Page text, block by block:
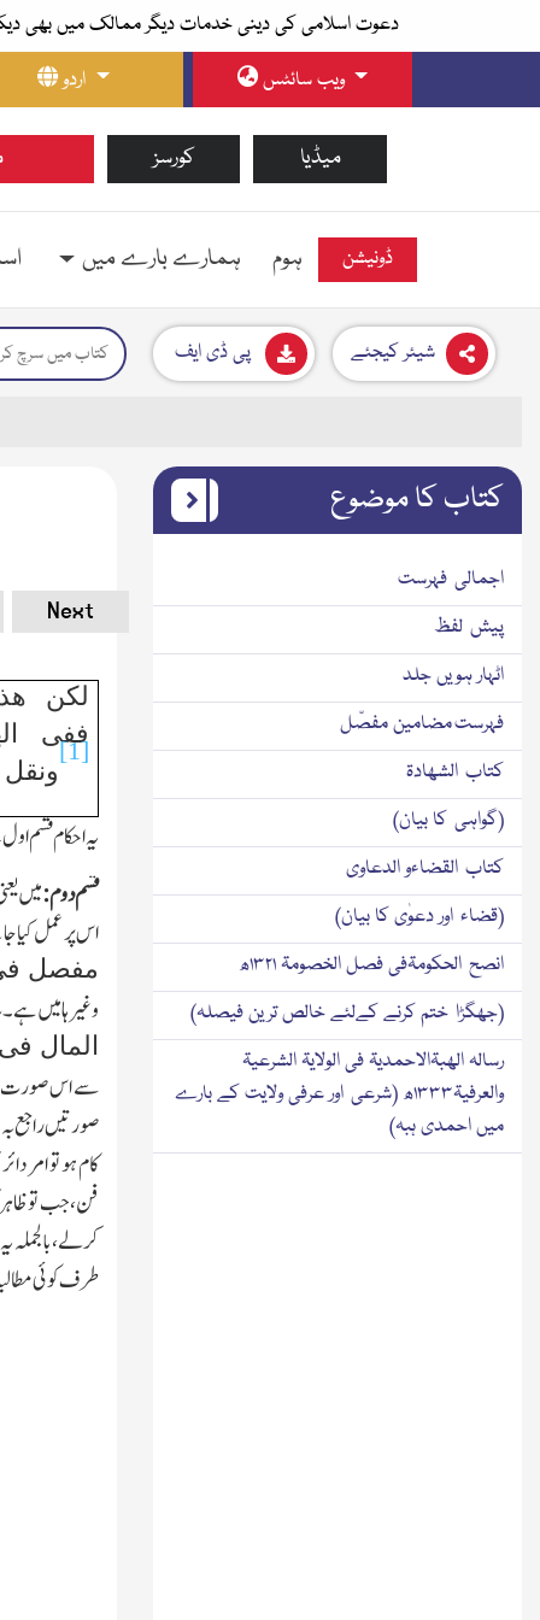
دعوت اسلامی کی دینی خدمات دیگر ممالک میں بھی
اردو
ویب سائٹس
کورسز میڈیا
ہوم ہمارے بارے میں ڈونیشن
پی ڈی ایف شیئر کیجئے
Next
لکن
ففی
[1]
ونقل
یہ احکام قسم
قسم دوم:میں
اس پر عمل کیا
مفصل فی
وغیرہا میں
المال
سے اس صورت
صورتیں راجع
کام ہو تو امر
فن،جب
کرلے،بالجملہ
طرف کوئی
کتاب کا موضوع
اجمالی فہرست
پیش لفظ
اٹہار ہویں جلد
فہرست مضامین مفصّل
کتاب الشھادۃ
(گواہی کا بیان)
کتاب القضاءو الدعاوی
(قضاء اور دعوٰی کا بیان)
انصح الحکومۃفی فصل الخصومۃ ۱۳۲۱ھ
(جھگڑا ختم کرنے کےلئے خالص ترین فیصلہ)
رسالہ الھبۃالاحمدیۃ فی الولایۃ الشرعیۃ
والعرفیۃ۱۳۳۳ھ (شرعی اور عرفی ولایت کے بارے
میں احمدی ہبہ)